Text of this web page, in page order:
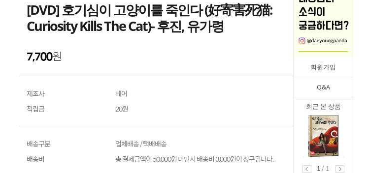
회원가입
Q&A
최근 본 상품
1
/ 1
[DVD] 호기심이 고양이를 죽인다 (好寄害死猫:
Curiosity Kills The Cat)- 후진, 유가령
7,700원
제조사
베어
적립금
20원
배송구분
업체배송 / 택배배송
배송비
총 결제금액이 50,000원 미만시 배송비 3,000원이 청구됩니다.